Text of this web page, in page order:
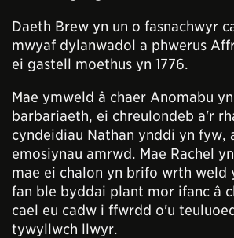
Daeth Brew yn un o fasnachwyr
mwyaf dylanwadol a phwerus
ei gastell moethus yn 1776.
Mae ymweld â chaer Anomabu
barbariaeth, ei chreulondeb a'r
cyndeidiau Nathan ynddi yn fyw,
emosiynau amrwd. Mae Rachel
mae ei chalon yn brifo wrth weld
fan ble byddai plant mor ifanc â
cael eu cadw i ffwrdd o'u
tywyllwch llwyr.